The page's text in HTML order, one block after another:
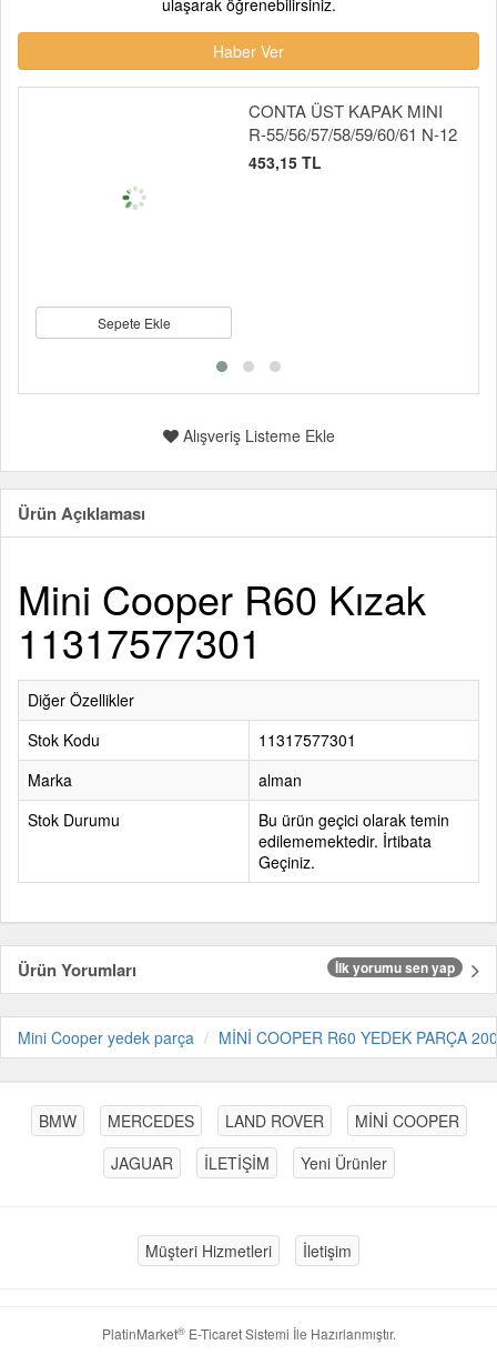
ulaşarak öğrenebilirsiniz.
Haber Ver
Sepete Ekle
CONTA ÜST KAPAK MINI
R-55/56/57/58/59/60/61 N-12
453,15 TL
Alışveriş Listeme Ekle
Ürün Açıklaması
Mini Cooper R60 Kızak
11317577301
Diğer Özellikler
Stok Kodu
11317577301
Marka
alman
Stok Durumu
Bu ürün geçici olarak temin
edilememektedir. İrtibata
Geçiniz.
Ürün Yorumları İlk yorumu sen yap
Mini Cooper yedek parça MİNİ COOPER R60 YEDEK PARÇA
BMW MERCEDES LAND ROVER
MİNİ COOPER
JAGUAR
İLETİŞİM Yeni Ürünler
Müşteri Hizmetleri İletişim
PlatinMarket®E-Ticaret Sistemi İle Hazırlanmıştır.